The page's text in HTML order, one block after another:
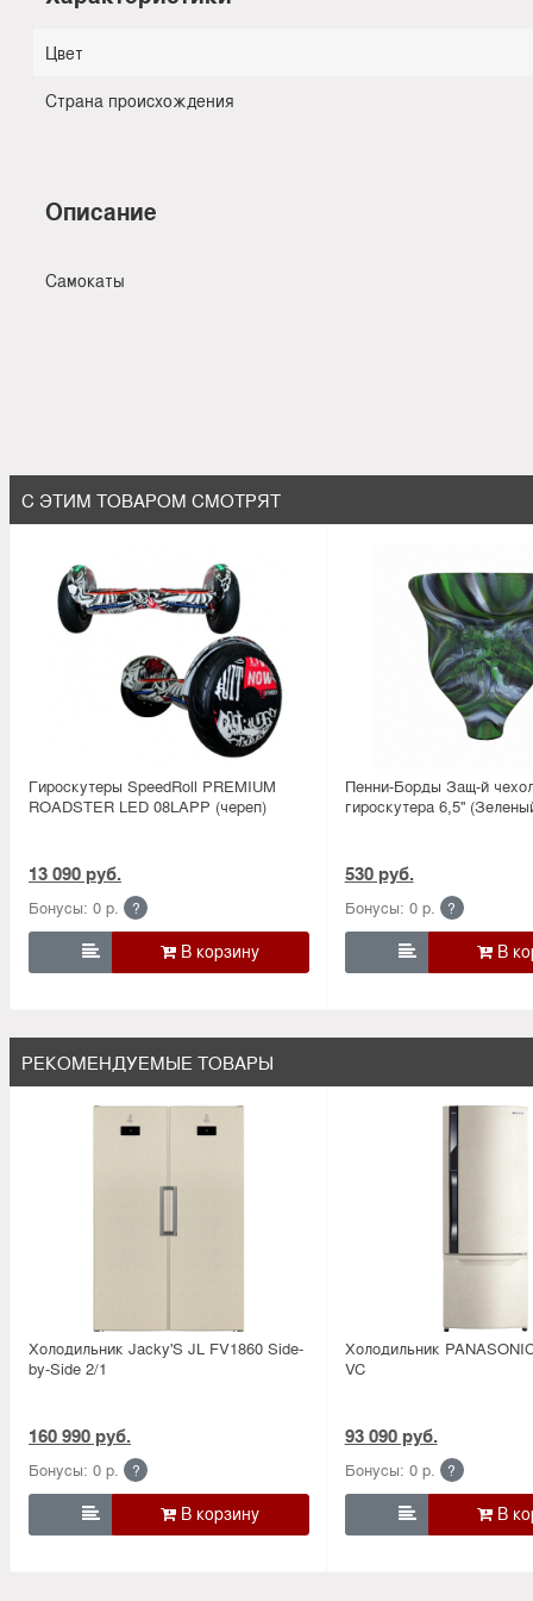
Цвет
Страна происхождения
Описание
Самокаты
С ЭТИМ ТОВАРОМ СМОТРЯТ
Гироскутеры SpeedRoll PREMIUM
ROADSTER LED 08LAPP (череп)
13 090 руб.
Бонусы: 0 р. ?

Пенни-Борды Защ-й
гироскутера 6,5''
530 руб.
Бонусы: 0 р. ?

РЕКОМЕНДУЕМЫЕ ТОВАРЫ
Холодильник Jacky'S JL FV1860 Side-
by-Side 2/1
160 990 руб.
Бонусы: 0 р. ?

Холодильник
VC
93 090 руб.
Бонусы: 0 р. ?
